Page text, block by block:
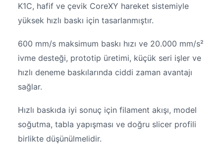
K1C, hafif ve çevik CoreXY hareket sistemiyle
yüksek hızlı baskı için tasarlanmıştır.
600 mm/s maksimum baskı hızı ve 20.000 mm/s²
ivme desteği, prototip üretimi, küçük seri işler ve
hızlı deneme baskılarında ciddi zaman avantajı
sağlar.
Hızlı baskıda iyi sonuç için filament akışı, model
soğutma, tabla yapışması ve doğru slicer profili
birlikte düşünülmelidir.